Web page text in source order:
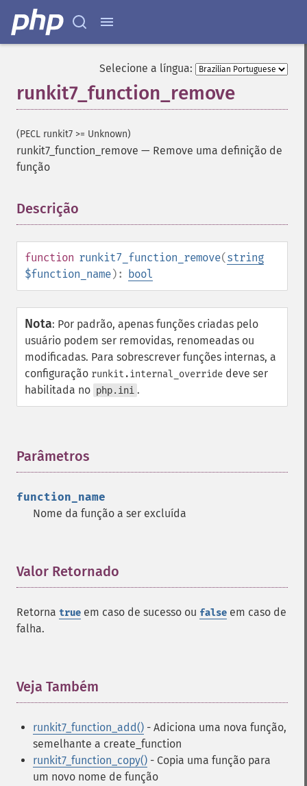
Selecione a língua:
runkit7_function_remove
(PECL runkit7 >= Unknown)
runkit7_function_remove — Remove uma definição de
função
Descrição
function runkit7_function_remove(string
$function_name): bool
Nota: Por padrão, apenas funções criadas pelo
usuário podem ser removidas, renomeadas ou
modificadas. Para sobrescrever funções internas, a
configuração runkit.internal_override deve ser
habilitada no php.ini .
Parâmetros
function_name
Nome da função a ser excluída
Valor Retornado
Retorna true em caso de sucesso ou false em caso de
falha.
Veja Também
runkit7_function_add() - Adiciona uma nova função,
semelhante a create_function
runkit7_function_copy() - Copia uma função para
um novo nome de função